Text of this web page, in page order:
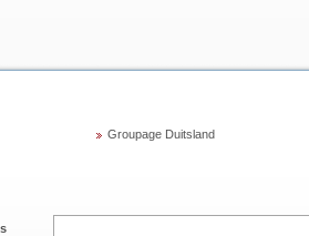
Groupage Duitsland